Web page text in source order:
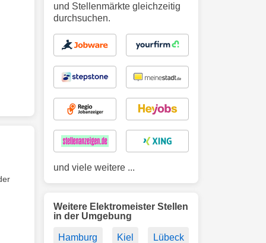
und Stellenmärkte gleichzeitig
durchsuchen.
und viele weitere ...
Weitere Elektromeister Stellen
in der Umgebung
Hamburg Kiel Lübeck